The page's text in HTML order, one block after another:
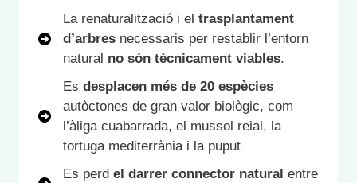
La renaturalització i el trasplantament
d’arbres necessaris per restablir l’entorn
natural no són tècnicament viables.
Es desplacen més de 20 espècies
autòctones de gran valor biològic, com
l’àliga cuabarrada, el mussol reial, la
tortuga mediterrània i la puput
Es perd el darrer connector natural entre